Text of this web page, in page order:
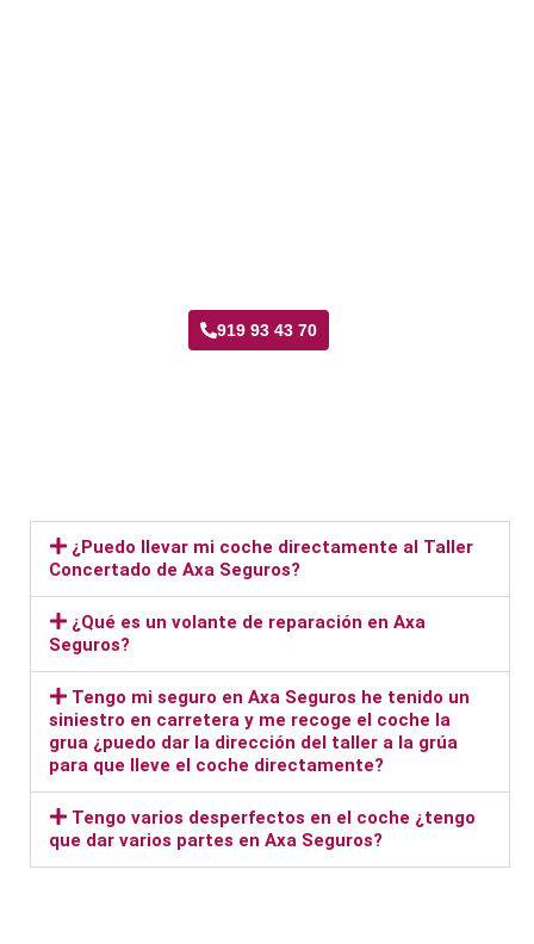
919 93 43 70
¿Puedo llevar mi coche directamente al Taller
Concertado de Axa Seguros?
¿Qué es un volante de reparación en Axa
Seguros?
Tengo mi seguro en Axa Seguros he tenido un
siniestro en carretera y me recoge el coche la
grua ¿puedo dar la dirección del taller a la grúa
para que lleve el coche directamente?
Tengo varios desperfectos en el coche ¿tengo
que dar varios partes en Axa Seguros?